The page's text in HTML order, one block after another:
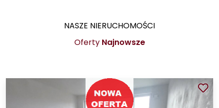
NASZE NIERUCHOMOŚCI
Oferty Najnowsze